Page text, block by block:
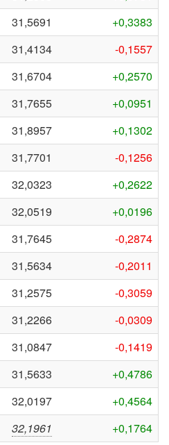
31,5691
+0,3383
31,4134
-0,1557
31,6704
+0,2570
31,7655
+0,0951
31,8957
+0,1302
31,7701
-0,1256
32,0323
+0,2622
32,0519
+0,0196
31,7645
-0,2874
31,5634
-0,2011
31,2575
-0,3059
31,2266
-0,0309
31,0847
-0,1419
31,5633
+0,4786
32,0197
+0,4564
32,1961 +0,1764